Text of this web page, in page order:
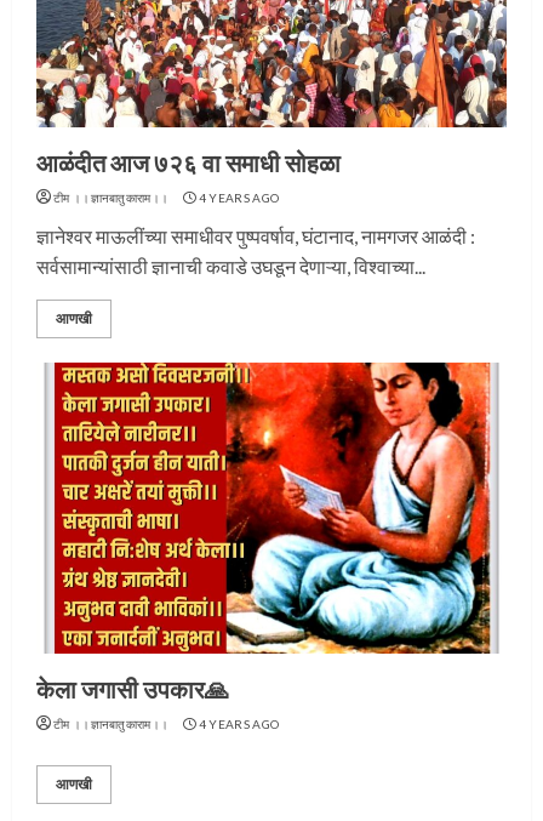
आळंदीत आज ७२६ वा समाधी सोहळा
टीम ।।ज्ञानबातुकाराम।। 4 YEARS AGO
ज्ञानेश्वर माऊलींच्या समाधीवर पुष्पवर्षाव, घंटानाद, नामगजर आळंदी :
सर्वसामान्यांसाठी ज्ञानाची कवाडे उघडून देणाऱ्या, विश्वाच्या...
आणखी
केला जगासी उपकार🙏
टीम ।।ज्ञानबातुकाराम।। 4 YEARS AGO
आणखी